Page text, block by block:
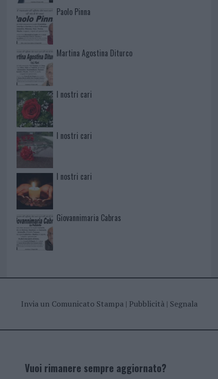
Paolo Pinna
Martina Agostina Diturco
I nostri cari
I nostri cari
I nostri cari
Giovannimaria Cabras
Invia un Comunicato Stampa| Pubblicità| Segnala
Vuoi rimanere sempre aggiornato?